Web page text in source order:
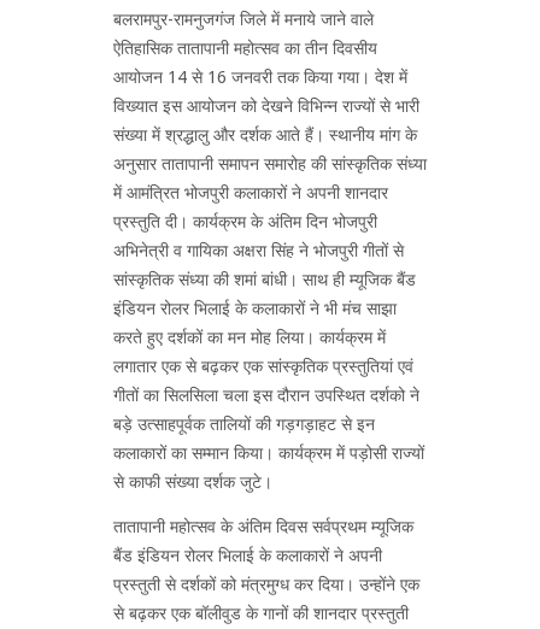
बलरामपुर-रामनुजगंज जिले में मनाये जाने वाले
ऐतिहासिक तातापानी महोत्सव का तीन दिवसीय
आयोजन 14 से 16 जनवरी तक किया गया। देश में
विख्यात इस आयोजन को देखने विभिन्न राज्यों से भारी
संख्या में श्रद्धालु और दर्शक आते हैं। स्थानीय मांग के
अनुसार तातापानी समापन समारोह की सांस्कृतिक संध्या
में आमंत्रित भोजपुरी कलाकारों ने अपनी शानदार
प्रस्तुति दी। कार्यक्रम के अंतिम दिन भोजपुरी
अभिनेत्री व गायिका अक्षरा सिंह ने भोजपुरी गीतों से
सांस्कृतिक संध्या की शमां बांधी। साथ ही म्यूजिक बैंड
इंडियन रोलर भिलाई के कलाकारों ने भी मंच साझा
करते हुए दर्शकों का मन मोह लिया। कार्यक्रम में
लगातार एक से बढ़कर एक सांस्कृतिक प्रस्तुतियां एवं
गीतों का सिलसिला चला इस दौरान उपस्थित दर्शको ने
बड़े उत्साहपूर्वक तालियों की गड़गड़ाहट से इन
कलाकारों का सम्मान किया। कार्यक्रम में पड़ोसी राज्यों
से काफी संख्या दर्शक जुटे।
तातापानी महोत्सव के अंतिम दिवस सर्वप्रथम म्यूजिक
बैंड इंडियन रोलर भिलाई के कलाकारों ने अपनी
प्रस्तुती से दर्शकों को मंत्रमुग्ध कर दिया। उन्होंने एक
से बढ़कर एक बॉलीवुड के गानों की शानदार प्रस्तुती